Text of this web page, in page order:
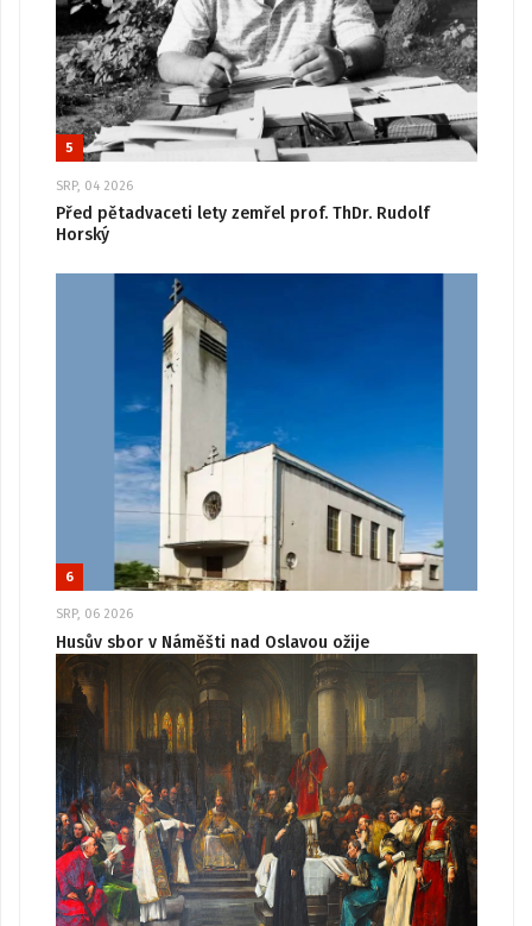
5
SRP, 04 2026
Před pětadvaceti lety zemřel prof. ThDr. Rudolf
Horský
6
SRP, 06 2026
Husův sbor v Náměšti nad Oslavou ožije